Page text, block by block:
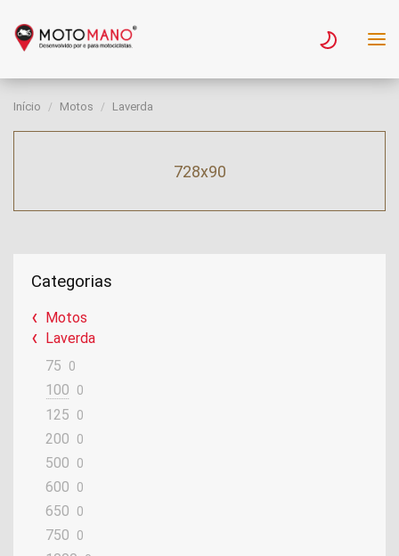
Início Motos Laverda
728x90
Categorias
Motos
Laverda
75
0
100 0
125 0
200 0
500 0
600 0
650 0
750 0